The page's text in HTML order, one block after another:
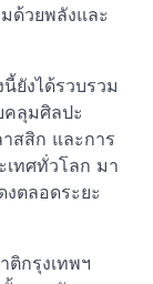
ด้วยพลังและ
ยังได้รวบรวม
ลุมศิลปะ
สสิก และการ
เทศทั่วโลก มา
ตลอดระยะ
กรุงเทพฯ